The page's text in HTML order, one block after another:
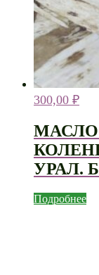
300,00 ₽
УРАЛ.
Подробнее